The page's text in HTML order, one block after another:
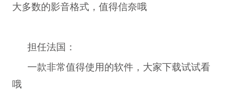
大多数的影音格式，值得信奈哦
担任法国：
一款非常值得使用的软件，大家下载试试看
哦